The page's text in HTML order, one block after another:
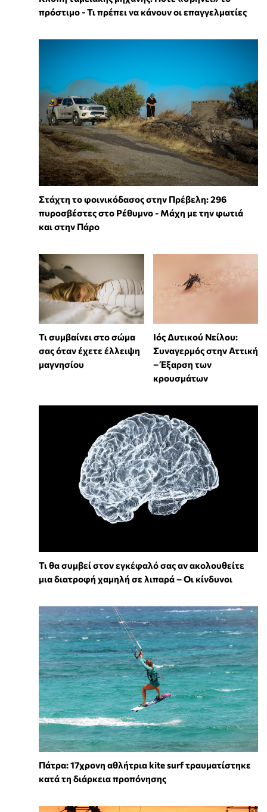
πρόστιμο - Τι πρέπει να κάνουν οι επαγγελματίες
Στάχτη το φοινικόδασος στην Πρέβελη: 296
πυροσβέστες στο Ρέθυμνο - Μάχη με την φωτιά
και στην Πάρο
Τι συμβαίνει στο σώμα
σας όταν έχετε έλλειψη
μαγνησίου
Ιός Δυτικού Νείλου:
Συναγερμός στην Αττική
– Έξαρση των
κρουσμάτων
Τι θα συμβεί στον εγκέφαλό σας αν ακολουθείτε
μια διατροφή χαμηλή σε λιπαρά – Οι κίνδυνοι
Πάτρα: 17χρονη αθλήτρια kite surf τραυματίστηκε
κατά τη διάρκεια προπόνησης